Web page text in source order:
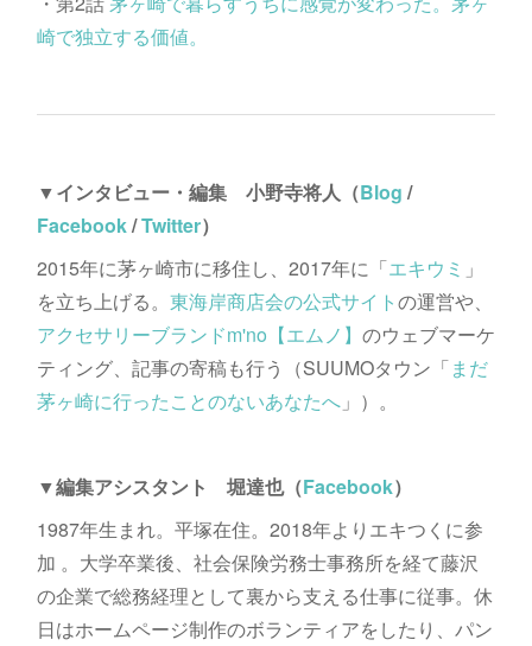
崎で独立する価値。
▼インタビュー・編集 小野寺将人（Blog /
Facebook/Twitter）
2015年に茅ヶ崎市に移住し、2017年に「エキウミ 」
を立ち上げる。 東海岸商店会の公式サイトの運営や、
アクセサリーブランドm'no【エムノ】 のウェブマーケ
ティング、記事の寄稿も行う（SUUMOタウン「まだ
茅ヶ崎に行ったことのないあなたへ」）。
▼編集アシスタント 堀達也（Facebook）
1987年生まれ。平塚在住。2018年よりエキつくに参
加 。大学卒業後、社会保険労務士事務所を経て藤沢
の企業で総務経理として裏から支える仕事に従事。休
日はホームページ制作のボランティアをしたり、パン